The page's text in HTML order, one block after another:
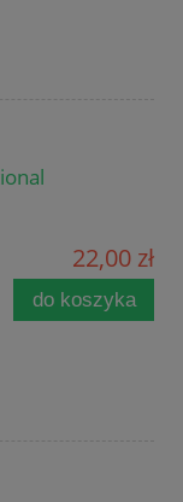
22,00 zł
do koszyka